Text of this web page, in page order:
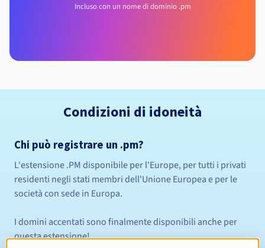
Incluso con un nome di dominio .pm
Condizioni di idoneità
Chi può registrare un .pm?
L'estensione .PM disponibile per l'Europe, per tutti i privati
residenti negli stati membri dell'Unione Europea e per le
società con sede in Europa.
I domini accentati sono finalmente disponibili anche per
questa estensione!